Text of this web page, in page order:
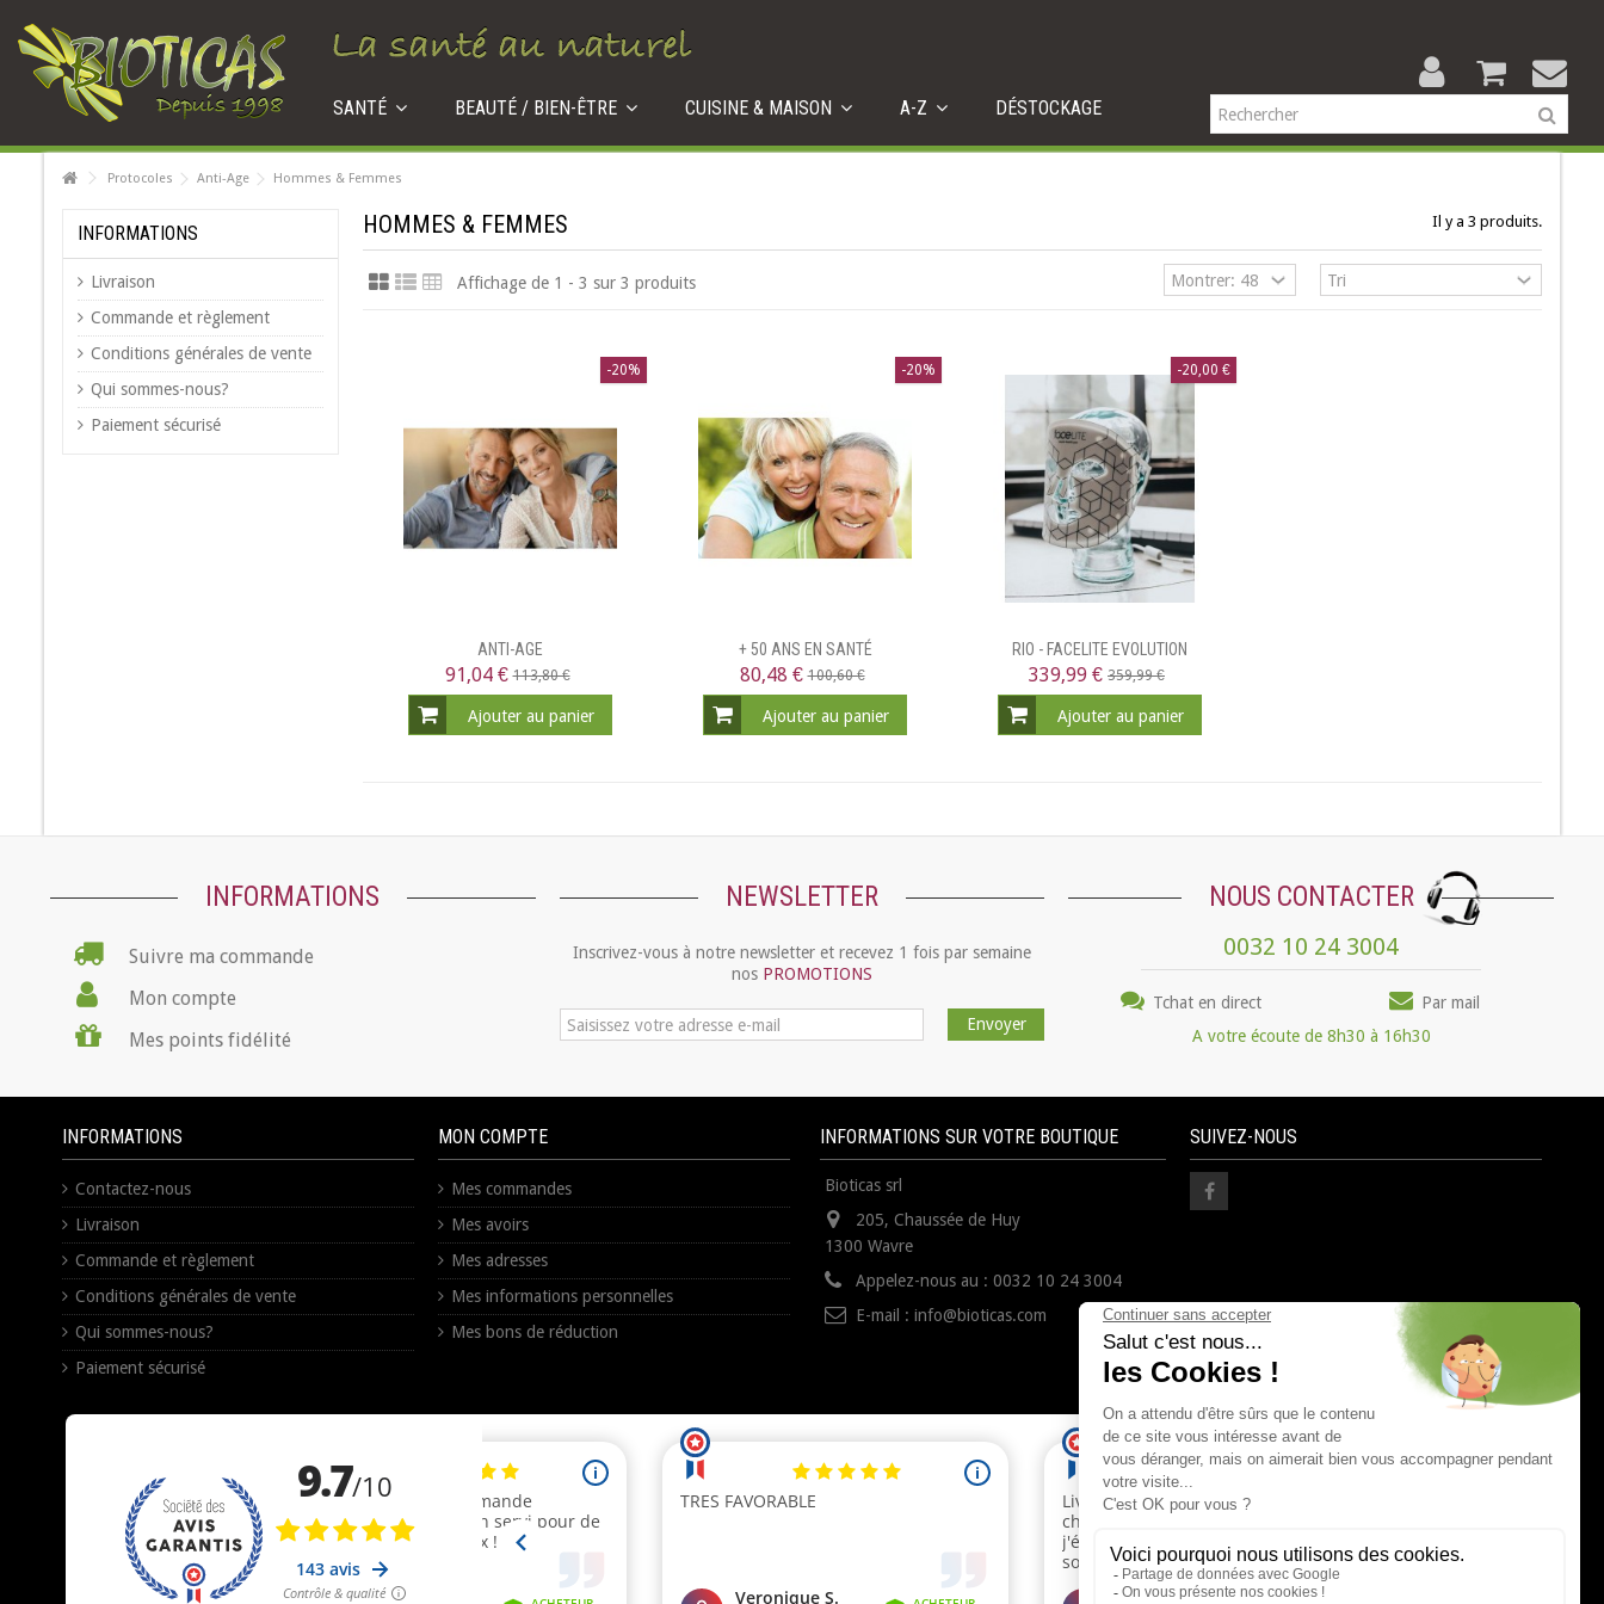
SANTÉ BEAUTÉ / BIEN-ÊTRE CUISINE & MAISON A-Z DÉSTOCKAGE
Protocoles Anti-Age Hommes & Femmes
INFORMATIONS
Livraison
Commande et règlement
Conditions générales de vente
Qui sommes-nous?
Paiement sécurisé
HOMMES & FEMMES Il y a 3 produits.
Affichage de 1 - 3 sur 3 produits
-20%
ANTI-AGE
91,04 €113,80 €
Ajouter au panier
-20%
+ 50 ANS EN SANTÉ
80,48 €100,60 €
Ajouter au panier
-20,00 €
RIO - FACELITE EVOLUTION
339,99 € 359,99 €
Ajouter au panier
INFORMATIONS
Suivre ma commande
Mon compte
Mes points fidélité
NEWSLETTER
Inscrivez-vous à notre newsletter et recevez 1 fois par semaine
nos PROMOTIONS
Envoyer
NOUS CONTACTER
0032 10 24 3004
Tchat en direct
Par mail
A votre écoute de 8h30 à 16h30
INFORMATIONS
Contactez-nous
Livraison
Commande et règlement
Conditions générales de vente
Qui sommes-nous?
Paiement sécurisé
MON COMPTE
Mes commandes
Mes avoirs
Mes adresses
Mes informations personnelles
Mes bons de réduction
INFORMATIONS SUR VOTRE BOUTIQUE
Bioticas srl
205, Chaussée de Huy
1300 Wavre
Appelez-nous au : 0032 10 24 3004
E-mail : info@bioticas.com
SUIVEZ-NOUS